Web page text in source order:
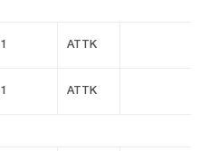
1 ATTK
1 ATTK